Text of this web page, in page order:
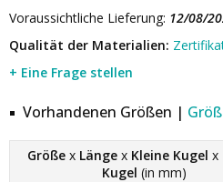
Voraussichtliche Lieferung: 12/08/
Qualität der Materialien:
+ Eine Frage stellen
Vorhandenen Größen |
Größe x Länge x Kleine Kugel x
Kugel (in mm)